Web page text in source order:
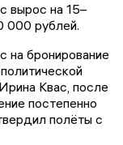
вырос на 15–
000 рублей.
на бронирование
Квас, после
постепенно
полёты с